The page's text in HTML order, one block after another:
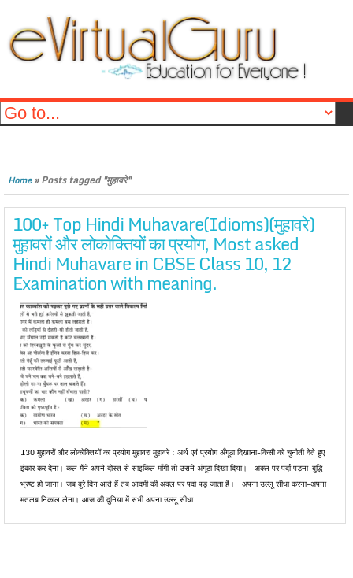
Home»Posts tagged "मुहावरे"
100+ Top Hindi Muhavare(Idioms)(मुहावरे)
मुहावरों और लोकोक्तियों का प्रयोग, Most asked
Hindi Muhavare in CBSE Class 10, 12
Examination with meaning.
130 मुहावरों और लोकोक्तियों का प्रयोग मुहावरा मुहावरे : अर्थ एवं प्रयोग अँगूठा दिखाना-किसी को चुनौती देते हुए
इंकार कर देना। कल मैंने अपने दोस्त से साइकिल माँगी तो उसने अंगूठा दिखा दिया। अक्ल पर पर्दा पड़ना-बुद्धि
भ्रष्ट हो जाना। जब बुरे दिन आते हैं तब आदमी की अक्ल पर पर्दा पड़ जाता है। अपना उल्लू सीधा करना-अपना
मतलब निकाल लेना। आज की दुनिया में सभी अपना उल्लू सीधा...